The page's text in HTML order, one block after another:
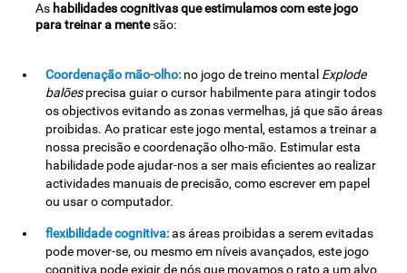
As habilidades cognitivas que estimulamos com este jogo
para treinar a mentesão:
Coordenação mão-olho: no jogo de treino mental Explode
balõesprecisa guiar o cursor habilmente para atingir todos
os objectivos evitando as zonas vermelhas, já que são áreas
proibidas. Ao praticar este jogo mental, estamos a treinar a
nossa precisão e coordenação olho-mão. Estimular esta
habilidade pode ajudar-nos a ser mais eficientes ao realizar
actividades manuais de precisão, como escrever em papel
ou usar o computador.
flexibilidade cognitiva:as áreas proibidas a serem evitadas
pode mover-se, ou mesmo em níveis avançados, este jogo
cognitiva pode exigir de nós que movamos o rato a um alvo